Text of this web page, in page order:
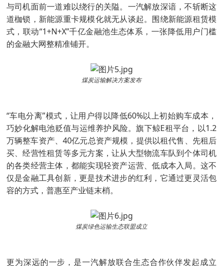
与司机面前一道难以绕行的关隘。一汽解放深谙，不斩断这
道枷锁，新能源重卡规模化就无从谈起。围绕新能源租赁模
式，联动“1+N+X”千亿金融池生态体系，一张降低用户门槛
的金融大网整精准铺开。
煤炭运输解决方案发布
“车电分离”模式，让用户得以降低60%以上初始购车成本，
巧妙化解电池贬值与运维养护风险。旗下鲸E租平台，以1.2
万辆整车资产、40亿元总资产规模，提供以租代售、先租后
买、经营性租赁等多元方案，让从大型物流车队到个体司机
的各类经营主体，都能实现轻资产运营、低成本入局。这不
仅是金融工具创新，更是技术进步的红利，它通过更灵活包
容的方式，普惠至产业链末梢。
煤炭绿色运输生态联盟成立
更为深远的一步，是一汽解放联合生态合作伙伴发起成立